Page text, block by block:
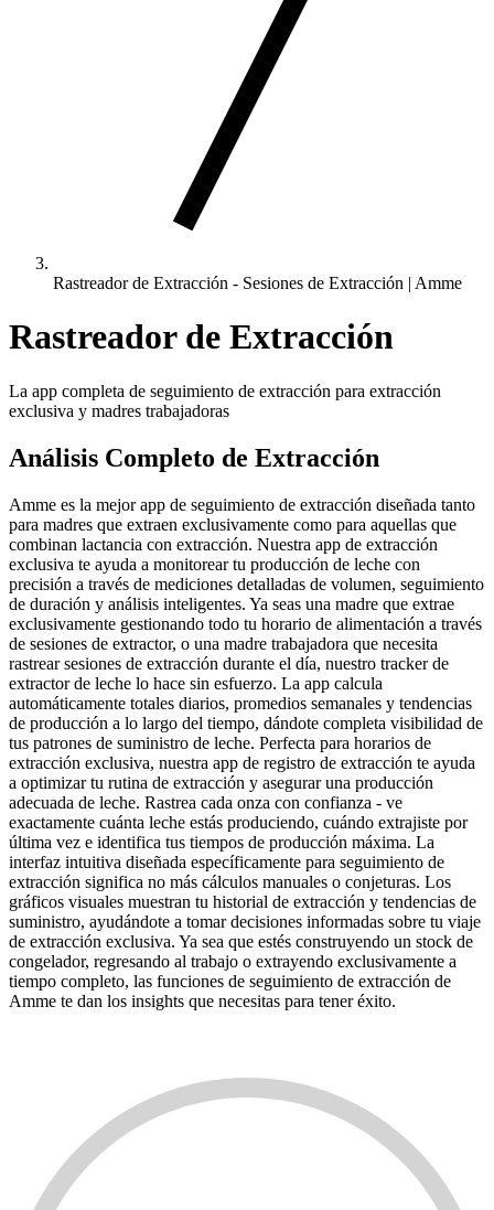
Rastreador de Extracción - Sesiones de Extracción | Amme
Rastreador de Extracción
La app completa de seguimiento de extracción para extracción
exclusiva y madres trabajadoras
Análisis Completo de Extracción
Amme es la mejor app de seguimiento de extracción diseñada tanto
para madres que extraen exclusivamente como para aquellas que
combinan lactancia con extracción. Nuestra app de extracción
exclusiva te ayuda a monitorear tu producción de leche con
precisión a través de mediciones detalladas de volumen, seguimiento
de duración y análisis inteligentes. Ya seas una madre que extrae
exclusivamente gestionando todo tu horario de alimentación a través
de sesiones de extractor, o una madre trabajadora que necesita
rastrear sesiones de extracción durante el día, nuestro tracker de
extractor de leche lo hace sin esfuerzo. La app calcula
automáticamente totales diarios, promedios semanales y tendencias
de producción a lo largo del tiempo, dándote completa visibilidad de
tus patrones de suministro de leche. Perfecta para horarios de
extracción exclusiva, nuestra app de registro de extracción te ayuda
a optimizar tu rutina de extracción y asegurar una producción
adecuada de leche. Rastrea cada onza con confianza - ve
exactamente cuánta leche estás produciendo, cuándo extrajiste por
última vez e identifica tus tiempos de producción máxima. La
interfaz intuitiva diseñada específicamente para seguimiento de
extracción significa no más cálculos manuales o conjeturas. Los
gráficos visuales muestran tu historial de extracción y tendencias de
suministro, ayudándote a tomar decisiones informadas sobre tu viaje
de extracción exclusiva. Ya sea que estés construyendo un stock de
congelador, regresando al trabajo o extrayendo exclusivamente a
tiempo completo, las funciones de seguimiento de extracción de
Amme te dan los insights que necesitas para tener éxito.